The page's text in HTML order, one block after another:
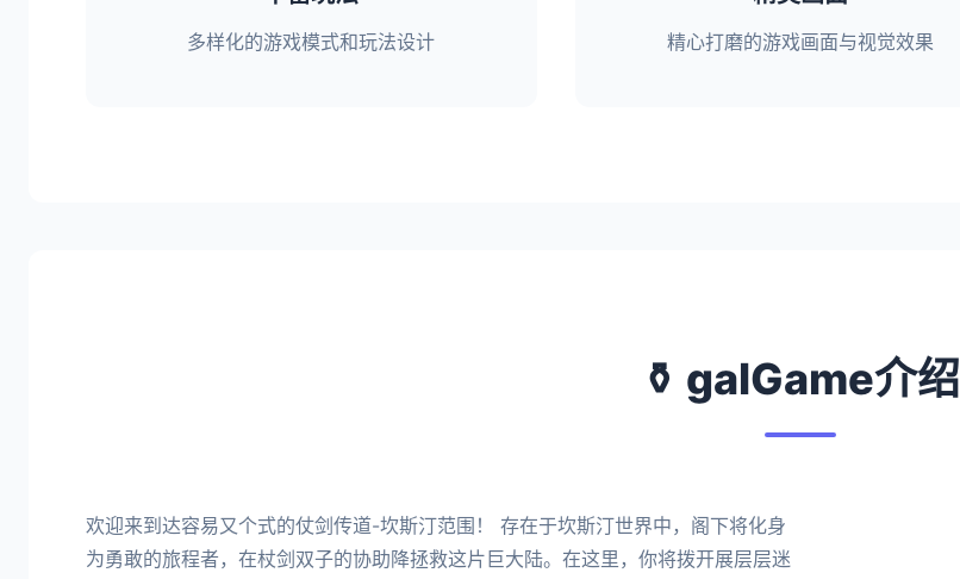
多样化的游戏模式和玩法设计 精心打磨的游戏画面与视觉效果
⚱️ galGame介绍
欢迎来到达容易又个式的仗剑传道-坎斯汀范围！ 存在于坎斯汀世界中，阁下将化身
为勇敢的旅程者，在杖剑双子的协助降拯救这片巨大陆。在这里，你将拨开展层层迷